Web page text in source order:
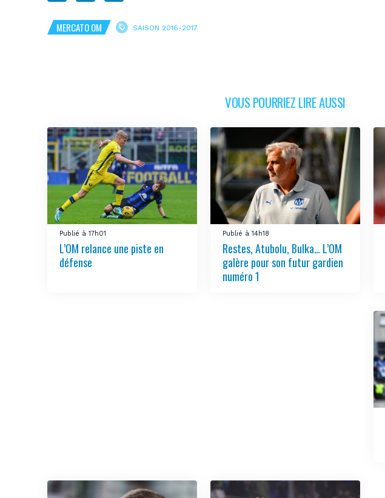
MERCATO OM SAISON 2016-2017
VOUS POURRIEZ LIRE AUSSI
Publié à 17h01
L’OM relance une piste en
défense
Publié à 14h18
Restes, Atubolu, Bulka… L’OM
galère pour son futur gardien
numéro 1